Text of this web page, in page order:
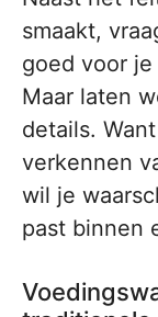
smaakt,
goed voor
Maar laten
details.
verkennen
wil je
past binnen